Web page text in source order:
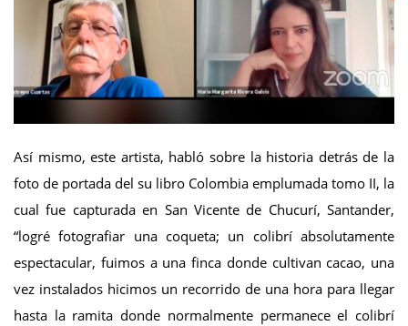
Así mismo, este artista, habló sobre la historia detrás de la
foto de portada del su libro Colombia emplumada tomo II, la
cual fue capturada en San Vicente de Chucurí, Santander,
“logré fotografiar una coqueta; un colibrí absolutamente
espectacular, fuimos a una finca donde cultivan cacao, una
vez instalados hicimos un recorrido de una hora para llegar
hasta la ramita donde normalmente permanece el colibrí